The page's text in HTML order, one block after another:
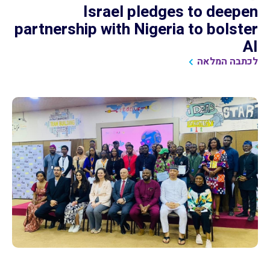
Israel pledges to deepen
partnership with Nigeria to bolster
AI
לכתבה המלאה